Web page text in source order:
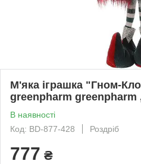
М'яка іграшка "Гном-
greenpharm greenpharm
В наявності
Код: BD-877-428
Роздріб
777 ₴